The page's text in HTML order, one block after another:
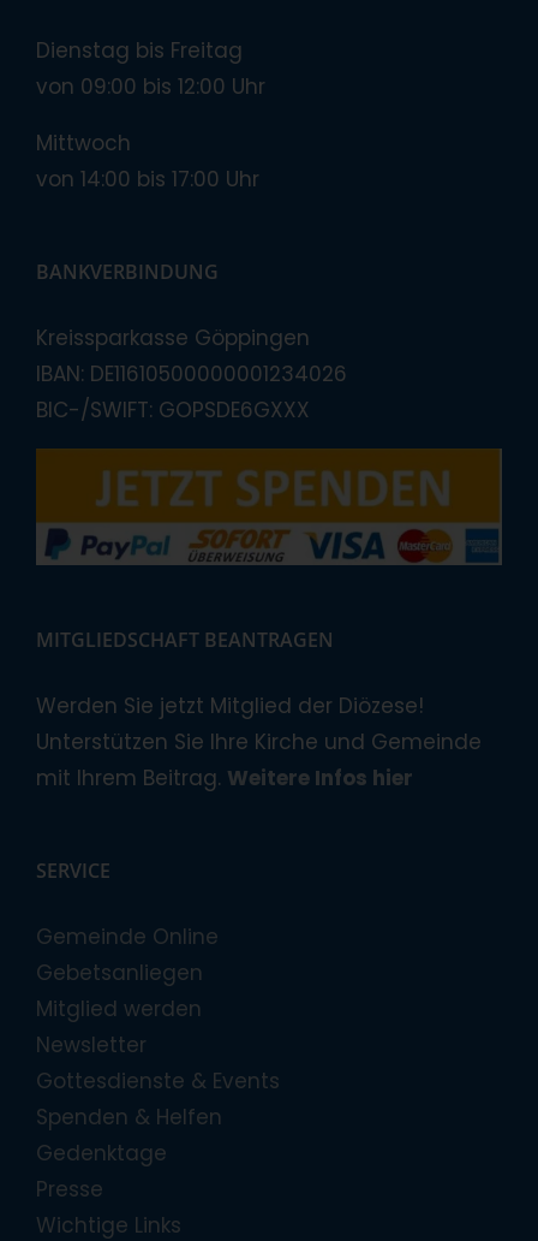
Dienstag bis Freitag
von 09:00 bis 12:00 Uhr
Mittwoch
von 14:00 bis 17:00 Uhr
BANKVERBINDUNG
Kreissparkasse Göppingen
IBAN: DE11610500000001234026
BIC-/SWIFT: GOPSDE6GXXX
MITGLIEDSCHAFT BEANTRAGEN
Werden Sie jetzt Mitglied der Diözese!
Unterstützen Sie Ihre Kirche und Gemeinde
mit Ihrem Beitrag. Weitere Infos hier
SERVICE
Gemeinde Online
Gebetsanliegen
Mitglied werden
Newsletter
Gottesdienste & Events
Spenden & Helfen
Gedenktage
Presse
Wichtige Links